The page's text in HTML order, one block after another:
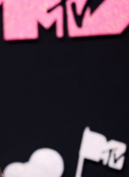
Taylor
engellediğini